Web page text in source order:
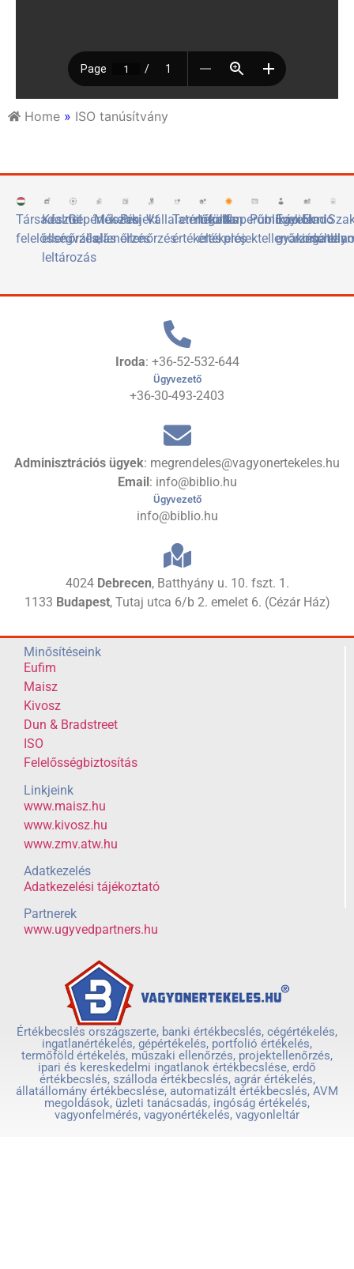
Home » ISO tanúsítvány
Társadalmi
felelősségvállalás
Készlet
ellenőrzés,
leltározás
Gépértékelés
Műszaki
ellenőrzés
Projekt
ellenőrzés
Vállalatértékelés
Termőföld
értékelés
Ingatlan
értékelés
Naperőművek
projektellenőrzése
Publikációk
Egyetemi
gyakorlóhely
Eladó
Iroda: +36-52-532-644
Ügyvezető
+36-30-493-2403
Adminisztrációs ügyek: megrendeles@vagyonertekeles.hu
Email : info@biblio.hu
Ügyvezető
info@biblio.hu
4024 Debrecen, Batthyány u. 10. fszt. 1.
1133 Budapest, Tutaj utca 6/b 2. emelet 6. (Cézár Ház)
Minősítéseink
Eufim
Maisz
Kivosz
Dun & Bradstreet
ISO
Felelősségbiztosítás
Linkjeink
www.maisz.hu
www.kivosz.hu
www.zmv.atw.hu
Adatkezelés
Adatkezelési tájékoztató
Partnerek
www.ugyvedpartners.hu
Értékbecslés országszerte, banki értékbecslés, cégértékelés,
ingatlanértékelés, gépértékelés, portfolió értékelés,
termőföld értékelés, műszaki ellenőrzés, projektellenőrzés,
ipari és kereskedelmi ingatlanok értékbecslése, erdő
értékbecslés, szálloda értékbecslés, agrár értékelés,
állatállomány értékbecslése, automatizált értékbecslés, AVM
megoldások, üzleti tanácsadás, ingóság értékelés,
vagyonfelmérés, vagyonértékelés, vagyonleltár